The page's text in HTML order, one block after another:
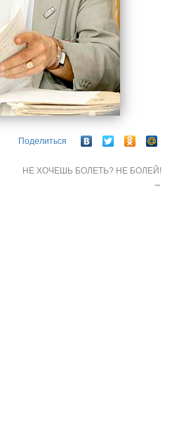
Поделиться
НЕ ХОЧЕШЬ БОЛЕТЬ? НЕ БОЛЕЙ!
→